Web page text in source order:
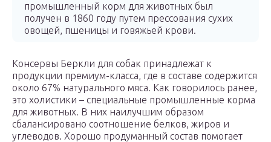
промышленный корм для животных был
получен в 1860 году путем прессования сухих
овощей, пшеницы и говяжьей крови.
Консервы Беркли для собак принадлежат к
продукции премиум-класса, где в составе содержится
около 67% натурального мяса. Как говорилось ранее,
это холистики – специальные промышленные корма
для животных. В них наилучшим образом
сбалансировано соотношение белков, жиров и
углеводов. Хорошо продуманный состав помогает